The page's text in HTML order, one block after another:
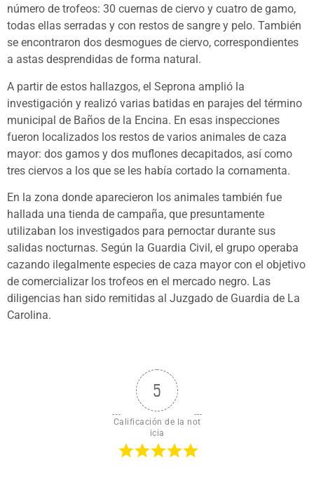
número de trofeos: 30 cuernas de ciervo y cuatro de gamo,
todas ellas serradas y con restos de sangre y pelo. También
se encontraron dos desmogues de ciervo, correspondientes
a astas desprendidas de forma natural.
A partir de estos hallazgos, el Seprona amplió la
investigación y realizó varias batidas en parajes del término
municipal de Baños de la Encina. En esas inspecciones
fueron localizados los restos de varios animales de caza
mayor: dos gamos y dos muflones decapitados, así como
tres ciervos a los que se les había cortado la cornamenta.
En la zona donde aparecieron los animales también fue
hallada una tienda de campaña, que presuntamente
utilizaban los investigados para pernoctar durante sus
salidas nocturnas. Según la Guardia Civil, el grupo operaba
cazando ilegalmente especies de caza mayor con el objetivo
de comercializar los trofeos en el mercado negro. Las
diligencias han sido remitidas al Juzgado de Guardia de La
Carolina.
5
Calificación de la not
icia